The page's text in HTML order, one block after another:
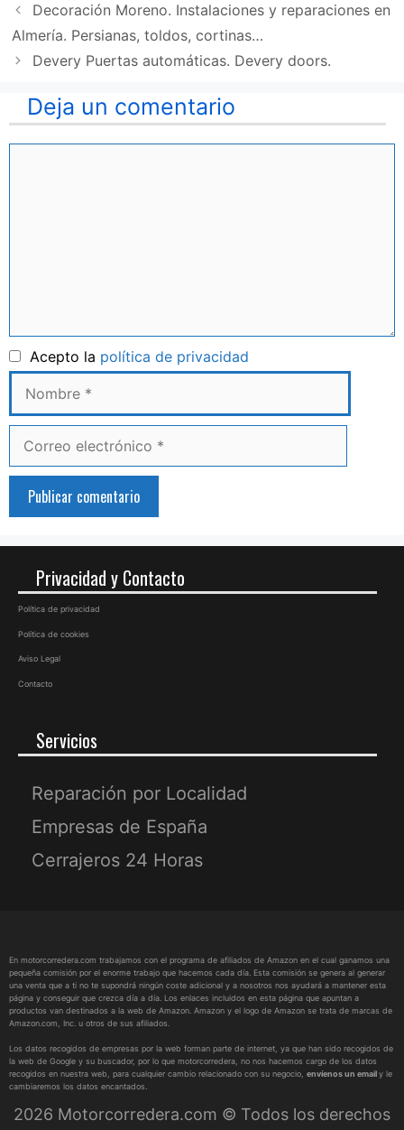
Decoración Moreno. Instalaciones y reparaciones en
Almería. Persianas, toldos, cortinas…
Devery Puertas automáticas. Devery doors.
Deja un comentario
Acepto la política de privacidad
Privacidad y Contacto
Política de privacidad
Política de cookies
Aviso Legal
Contacto
Servicios
Reparación por Localidad
Empresas de España
Cerrajeros 24 Horas
En motorcorredera.com trabajamos con el programa de afiliados de Amazon en el cual ganamos una
pequeña comisión por el enorme trabajo que hacemos cada día. Esta comisión se genera al generar
una venta que a ti no te supondrá ningún coste adicional y a nosotros nos ayudará a mantener esta
página y conseguir que crezca día a día. Los enlaces incluidos en esta página que apuntan a
productos van destinados a la web de Amazon. Amazon y el logo de Amazon se trata de marcas de
Amazon.com, Inc. u otros de sus afiliados.
Los datos recogidos de empresas por la web forman parte de internet, ya que han sido recogidos de
la web de Google y su buscador, por lo que motorcorredera, no nos hacemos cargo de los datos
recogidos en nuestra web, para cualquier cambio relacionado con su negocio, envíenos un emaily le
cambiaremos los datos encantados.
2026 Motorcorredera.com © Todos los derechos